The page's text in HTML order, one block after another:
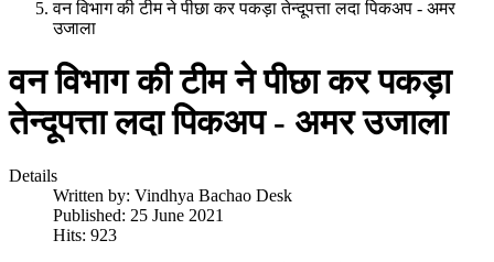
वन विभाग की टीम ने पीछा कर पकड़ा तेन्दूपत्ता लदा पिकअप - अमर
उजाला
वन विभाग की टीम ने पीछा कर पकड़ा
तेन्दूपत्ता लदा पिकअप - अमर उजाला
Details
Written by: Vindhya Bachao Desk
Published: 25 June 2021
Hits: 923